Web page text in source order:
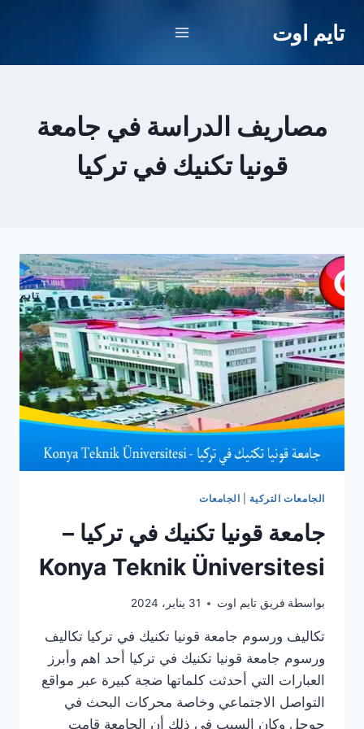
تايم اوت
مصاريف الدراسة في جامعة
قونيا تكنيك في تركيا
الجامعات التركية الجامعات
جامعة قونيا تكنيك في تركيا –
Konya Teknik Üniversitesi
بواسطة فريق تايم اوت 31 يناير، 2024
تكاليف ورسوم جامعة قونيا تكنيك في تركيا تكاليف
ورسوم جامعة قونيا تكنيك في تركيا أحد اهم وأبرز
العبارات التي أحدثت كلماتها ضجة كبيرة عبر مواقع
التواصل الاجتماعي وخاصة محركات البحث في
جوجل وكان السبب في ذلك أن الجامعة قامت